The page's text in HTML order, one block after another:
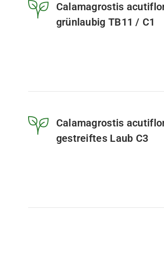
Calamagrostis
grünlaubig TB11 / C1
Calamagrostis
gestreiftes Laub C3